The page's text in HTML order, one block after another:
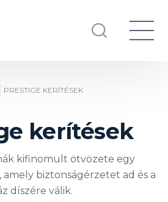
PRESTIGE KERÍTÉSEK
kerítések
kifinomult ötvözete egy
biztonságérzetet ad és a
díszére válik.